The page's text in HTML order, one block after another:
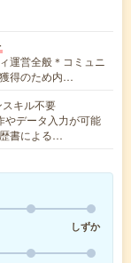
運営全般＊コミュニ
得のため内…
キル不要
やデータ入力が可能
書による…
しずか